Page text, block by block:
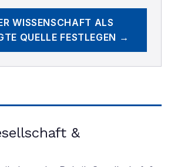
WISSENSCHAFT ALS
QUELLE FESTLEGEN →
&